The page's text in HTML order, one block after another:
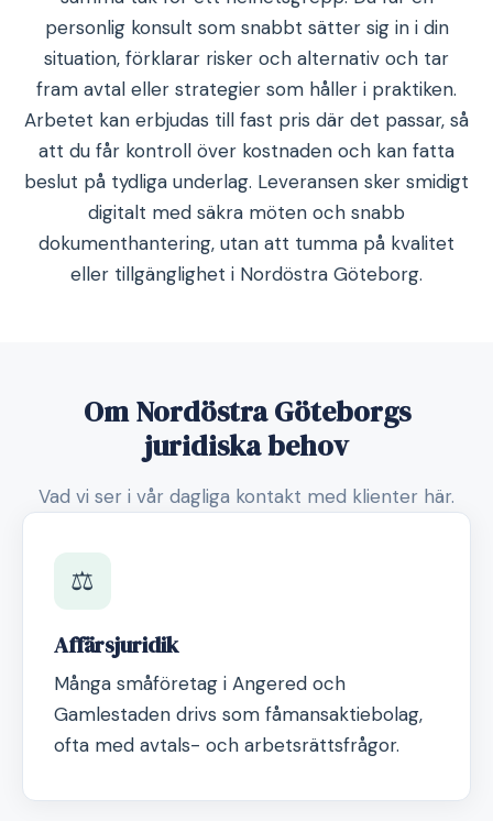
personlig konsult som snabbt sätter sig in i din
situation, förklarar risker och alternativ och tar
fram avtal eller strategier som håller i praktiken.
Arbetet kan erbjudas till fast pris där det passar, så
att du får kontroll över kostnaden och kan fatta
beslut på tydliga underlag. Leveransen sker smidigt
digitalt med säkra möten och snabb
dokumenthantering, utan att tumma på kvalitet
eller tillgänglighet i Nordöstra Göteborg.
Om Nordöstra Göteborgs
juridiska behov
Vad vi ser i vår dagliga kontakt med klienter här.
⚖️
Affärsjuridik
Många småföretag i Angered och
Gamlestaden drivs som fåmansaktiebolag,
ofta med avtals- och arbetsrättsfrågor.